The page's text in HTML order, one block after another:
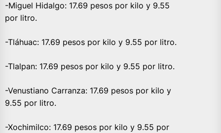
-Miguel Hidalgo: 17.69 pesos por kilo y 9.55
por litro.
-Tláhuac: 17.69 pesos por kilo y 9.55 por litro.
-Tlalpan: 17.69 pesos por kilo y 9.55 por litro.
-Venustiano Carranza: 17.69 pesos por kilo y
9.55 por litro.
-Xochimilco: 17.69 pesos por kilo y 9.55 por